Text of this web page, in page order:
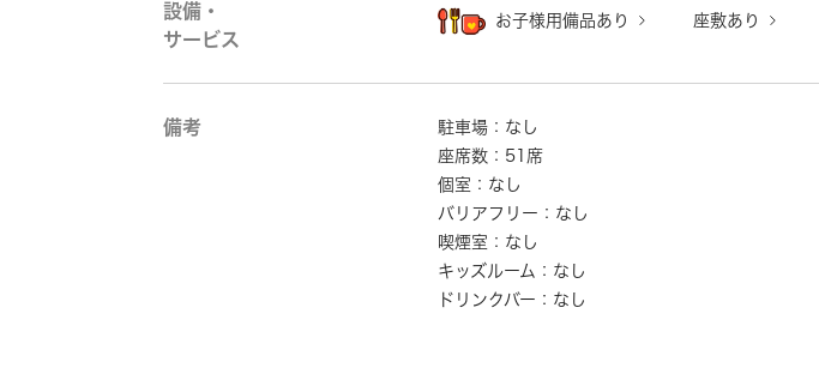
設備・
サービス
お子様用備品あり 座敷あり
備考
駐車場：なし
座席数：51席
個室：なし
バリアフリー：なし
喫煙室：なし
キッズルーム：なし
ドリンクバー：なし